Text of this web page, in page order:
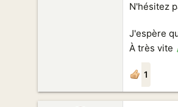
N'hésitez
J'espère
À très vite
1